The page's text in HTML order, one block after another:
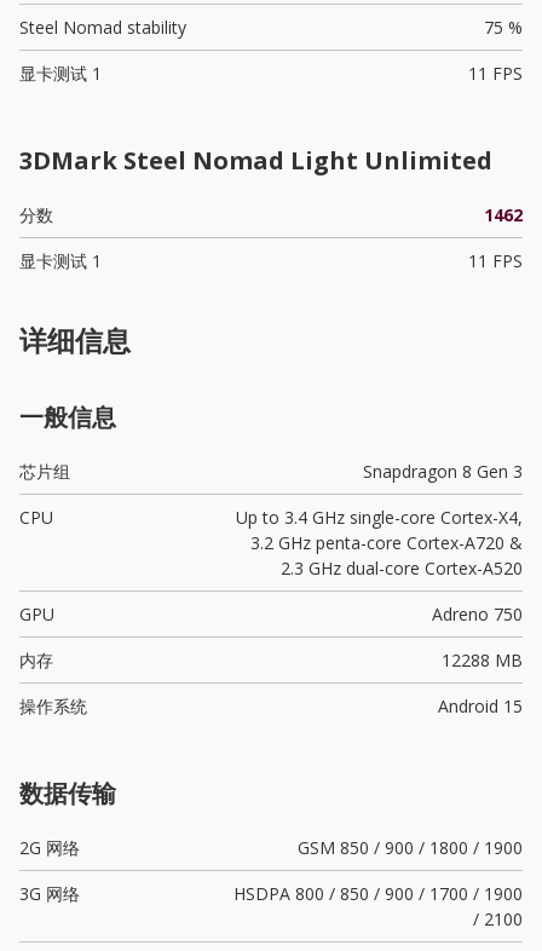
Steel Nomad stability
75 %
显卡测试 1
11 FPS
3DMark Steel Nomad Light Unlimited
分数
1462
显卡测试 1
11 FPS
详细信息
一般信息
芯片组
Snapdragon 8 Gen 3
CPU
Up to 3.4 GHz single-core Cortex-X4,
3.2 GHz penta-core Cortex-A720 &
2.3 GHz dual-core Cortex-A520
GPU
Adreno 750
内存
12288 MB
操作系统
Android 15
数据传输
2G 网络
GSM 850 / 900 / 1800 / 1900
3G 网络
HSDPA 800 / 850 / 900 / 1700 / 1900
/ 2100